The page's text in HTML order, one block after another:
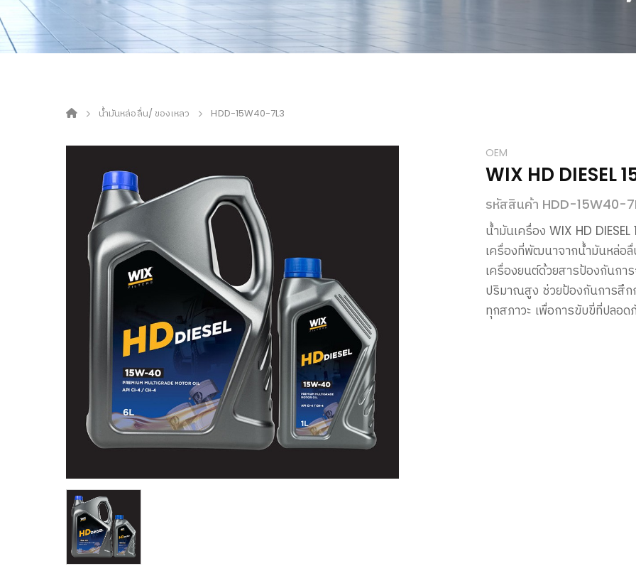
น้ำมันหล่อลื่น/ ของเหลว HDD-15W40-7L3
OEM
WIX HD DIESEL
รหัสสินค้า HDD-15W40-
น้ำมันเครื่อง WIX HD
เครื่องที่พัฒนาจากน้ำมันหล่อ
เครื่องยนต์ด้วยสารป้องกันกา
ปริมาณสูง ช่วยป้องกันการสึ
ทุกสภาวะ เพื่อการขับขี่ที่ปลอด